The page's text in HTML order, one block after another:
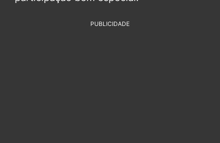
PUBLICIDADE